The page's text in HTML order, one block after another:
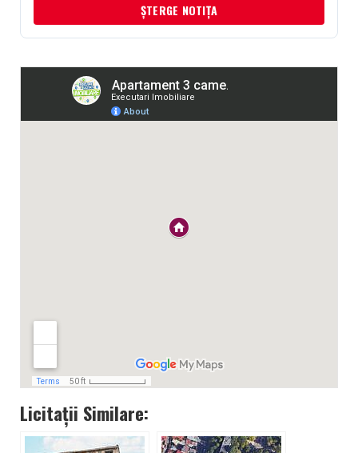
ȘTERGE NOTIȚA
Licitații Similare: